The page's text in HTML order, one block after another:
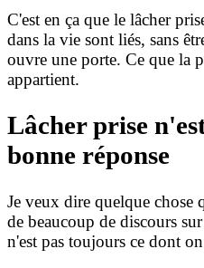
C'est en ça que le lâcher
dans la vie sont liés, sans
ouvre une porte. Ce que la
appartient.
Lâcher prise
bonne réponse
Je veux dire quelque chose
de beaucoup de discours
n'est pas toujours ce dont